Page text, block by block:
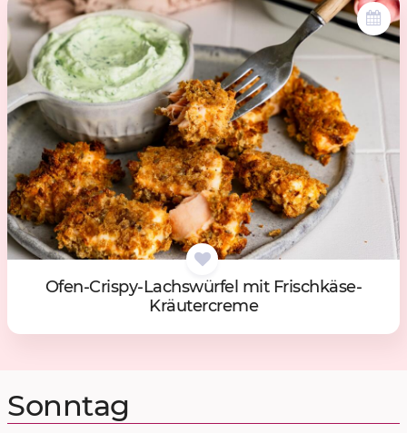
Ofen-Cris­py-Lachs­wür­fel mit Frisch­kä­se-
Kräu­ter­cre­me
Sonntag